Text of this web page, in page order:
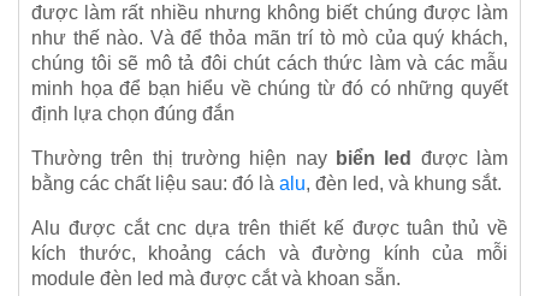
được làm rất nhiều nhưng không biết chúng được làm
như thế nào. Và để thỏa mãn trí tò mò của quý khách,
chúng tôi sẽ mô tả đôi chút cách thức làm và các mẫu
minh họa để bạn hiểu về chúng từ đó có những quyết
định lựa chọn đúng đắn
Thường trên thị trường hiện nay biển led
được làm
bằng các chất liệu sau: đó là alu, đèn led, và khung sắt.
Alu được cắt cnc dựa trên thiết kế được tuân thủ về
kích thước, khoảng cách và đường kính của mỗi
module đèn led mà được cắt và khoan sẵn.